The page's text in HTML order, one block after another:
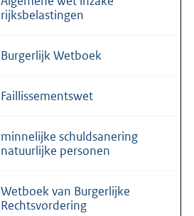
rijksbelastingen
Burgerlijk Wetboek
Faillissementswet
minnelijke schuldsanering
natuurlijke personen
Wetboek van Burgerlijke
Rechtsvordering